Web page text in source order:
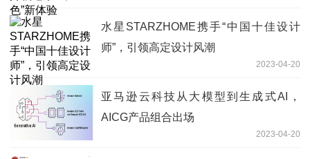
水星STARZHOME携手“中国十佳设计
师”，引领高定设计风潮
2023-04-20
亚马逊云科技从大模型到生成式AI，
AICG产品组合出场
2023-04-20